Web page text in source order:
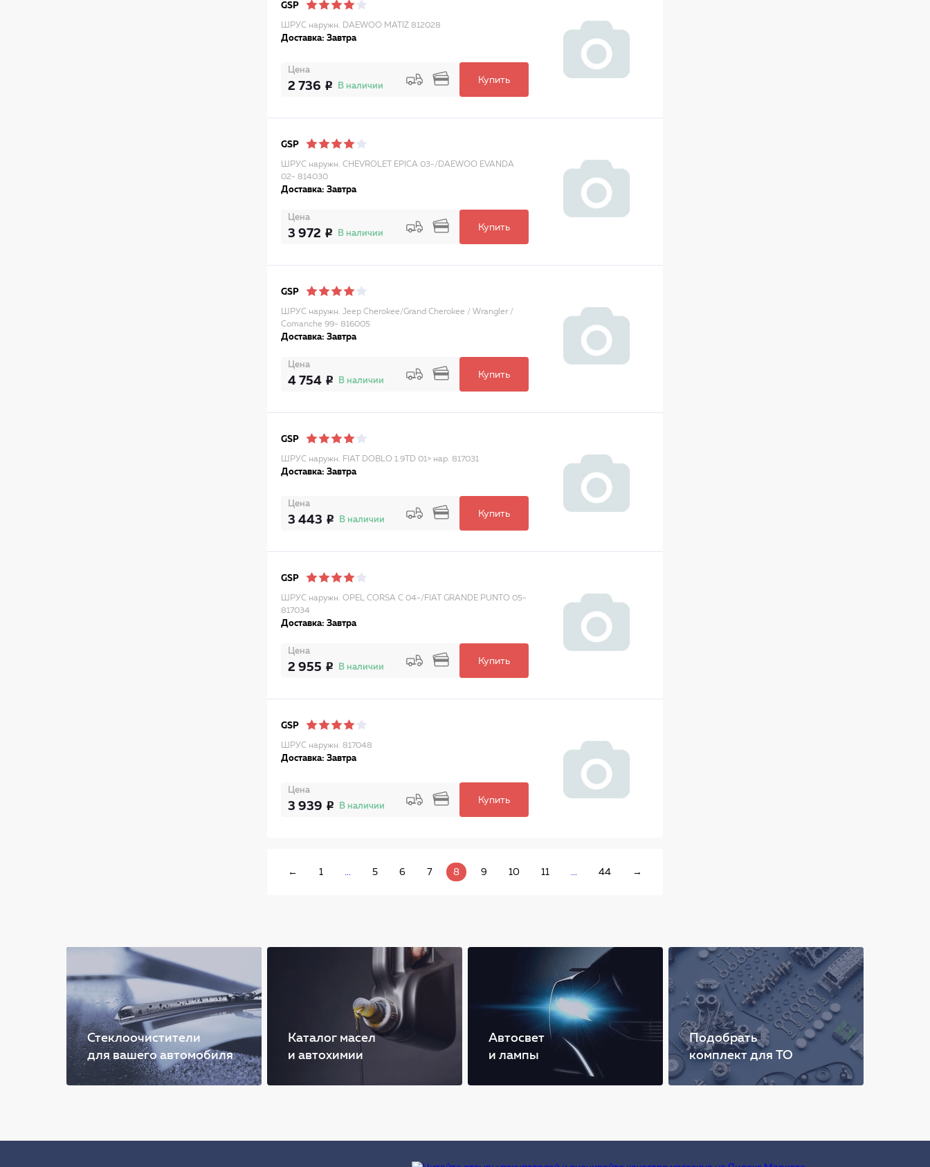
GSP
ШРУС наружн. DAEWOO MATIZ 812028
Доставка: Завтра
Цена
2 736 В наличии
Купить
GSP
ШРУС наружн. CHEVROLET EPICA 03-/DAEWOO EVANDA
02- 814030
Доставка: Завтра
Цена
3 972 В наличии
Купить
GSP
ШРУС наружн. Jeep Cherokee/Grand Cherokee / Wrangler /
Comanche 99- 816005
Доставка: Завтра
Цена
4 754 В наличии
Купить
GSP
ШРУС наружн. FIAT DOBLO 1.9TD 01> нар. 817031
Доставка: Завтра
Цена
3 443 В наличии
Купить
GSP
ШРУС наружн. OPEL CORSA C 04-/FIAT GRANDE PUNTO 05-
817034
Доставка: Завтра
Цена
2 955 В наличии
Купить
GSP
ШРУС наружн. 817048
Доставка: Завтра
Цена
3 939 В наличии
Купить
← 1 ... 5 6 7 8 9 10 11 ... 44 →
Стеклоочистители
для вашего автомобиля
Каталог масел
и автохимии
Автосвет
и лампы
Подобрать
комплект для ТО